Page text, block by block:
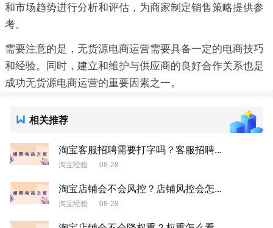
和市场趋势进行分析和评估，为商家制定销售策略提供参
考。
需要注意的是，无货源电商运营需要具备一定的电商技巧
和经验。同时，建立和维护与供应商的良好合作关系也是
成功无货源电商运营的重要因素之一。
相关推荐
淘宝客服招聘需要打字吗？客服招聘...
淘宝经验 08-28
淘宝店铺会不会风控？店铺风控会怎...
淘宝经验 08-28